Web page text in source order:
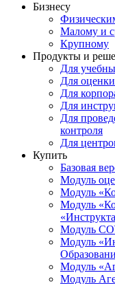
Бизнесу
Малому и
Крупному
Продукты и
Для
Для
Для
Для
Для
контроля
Для
Купить
Базовая
Модуль
Модуль
Модуль
Модуль
Модуль
Модуль
Модуль